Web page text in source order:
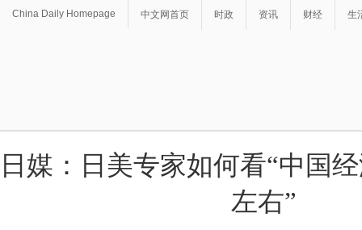
China Daily Homepage 中文网首页 时政 资讯 财经 生
日媒：日美专家如何看“中国
左右”